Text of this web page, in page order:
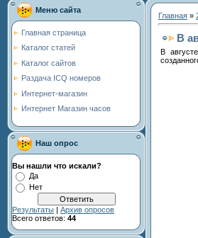
Меню сайта
Главная страница
Каталог статей
Каталог сайтов
Раздача ICQ номеров
Интернет-магазин
Интернет Магазин часов
Наш опрос
Вы нашли что искали?
Да
Нет
Результаты | Архив опросов
Всего ответов: 44
Главная »
В
В